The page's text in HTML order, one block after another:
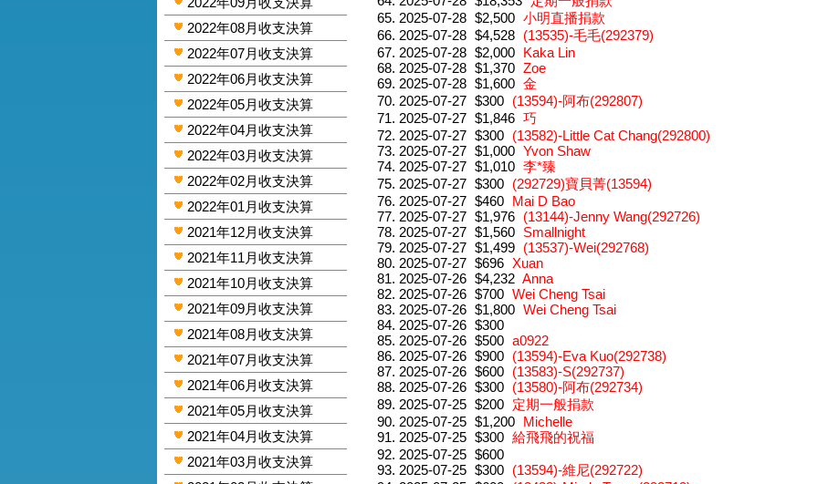
2022年08月收支決算
2022年07月收支決算
2022年06月收支決算
2022年05月收支決算
2022年04月收支決算
2022年03月收支決算
2022年02月收支決算
2022年01月收支決算
2021年12月收支決算
2021年11月收支決算
2021年10月收支決算
2021年09月收支決算
2021年08月收支決算
2021年07月收支決算
2021年06月收支決算
2021年05月收支決算
2021年04月收支決算
2021年03月收支決算
2025-07-28 $2,500 小明直播捐款
2025-07-28 $4,528
(13535)-毛毛(292379)
2025-07-28 $2,000
Kaka Lin
2025-07-28 $1,370 Zoe
2025-07-28 $1,600 金
2025-07-27 $300
(13594)-阿布(292807)
2025-07-27 $1,846 巧
2025-07-27 $300
(13582)-Little Cat Chang(292800)
2025-07-27 $1,000 Yvon Shaw
2025-07-27 $1,010 李*臻
2025-07-27 $300
(292729)寶貝菁(13594)
2025-07-27 $460
Mai D Bao
2025-07-27 $1,976
(13144)-Jenny Wang(292726)
2025-07-27 $1,560
Smallnight
2025-07-27 $1,499
(13537)-Wei(292768)
2025-07-27 $696 Xuan
2025-07-26 $4,232 Anna
2025-07-26 $700 Wei Cheng Tsai
2025-07-26 $1,800 Wei Cheng Tsai
2025-07-26 $300
2025-07-26 $500 a0922
2025-07-26 $900
(13594)-Eva Kuo(292738)
2025-07-26 $600
(13583)-S(292737)
2025-07-26 $300
(13580)-阿布(292734)
2025-07-25 $200
定期一般捐款
2025-07-25 $1,200
Michelle
2025-07-25 $300 給飛飛的祝福
2025-07-25 $600
2025-07-25 $300
(13594)-維尼(292722)